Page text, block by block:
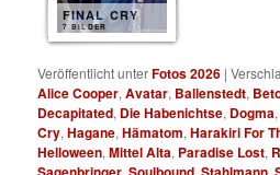
FINAL CRY
7 BILDER
Veröffentlicht unterFotos 2026 |
Alice Cooper,Avatar, Ballenstedt,
Decapitated, Die Habenichtse, Dogma,
Cry,Hagane,Hämatom,Harakiri For
Helloween,Mittel Alta, Paradise Lost,
, , ,